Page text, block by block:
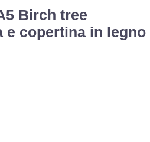
Birch tree
e copertina in legno